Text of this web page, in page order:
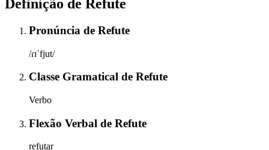
Definição de Refute
Pronúncia de Refute
/ɾɪˈfjut/
Classe Gramatical de Refute
Verbo
Flexão Verbal de Refute
refutar